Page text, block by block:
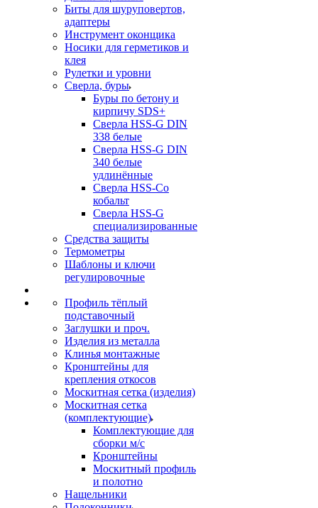
Биты для шуруповертов,
адаптеры
Инструмент оконщика
Носики для герметиков и
клея
Рулетки и уровни
Сверла, буры
Буры по бетону и
кирпичу SDS+
Сверла HSS-G DIN
338 белые
Сверла HSS-G DIN
340 белые
удлинённые
Сверла HSS-Co
кобальт
Сверла HSS-G
специализированные
Средства защиты
Термометры
Шаблоны и ключи
регулировочные
Профиль тёплый
подставочный
Заглушки и проч.
Изделия из металла
Клинья монтажные
Кронштейны для
крепления откосов
Москитная сетка (изделия)
Москитная сетка
(комплектующие)
Комплектующие для
сборки м/с
Кронштейны
Москитный профиль
и полотно
Нащельники